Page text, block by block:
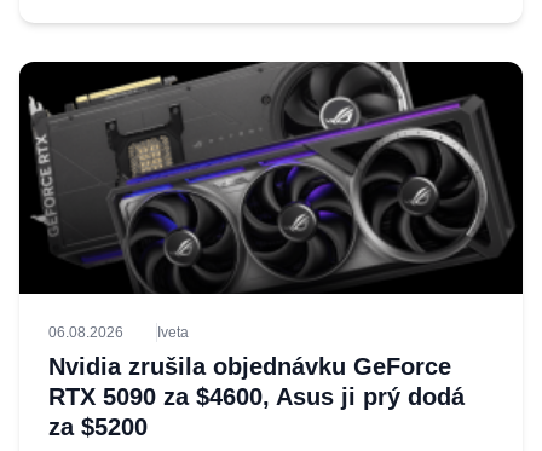
06.08.2026 Iveta
Nvidia zrušila objednávku GeForce
RTX 5090 za $4600, Asus ji prý dodá
za $5200